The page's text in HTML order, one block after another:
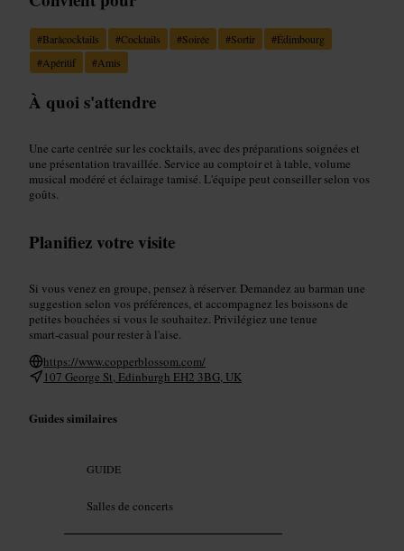
#Baràcocktails #Cocktails #Soirée #Sortir #Édimbourg
#Apéritif #Amis
À quoi s'attendre
Une carte centrée sur les cocktails, avec des préparations soignées et
une présentation travaillée. Service au comptoir et à table, volume
musical modéré et éclairage tamisé. L'équipe peut conseiller selon vos
goûts.
Planifiez votre visite
Si vous venez en groupe, pensez à réserver. Demandez au barman une
suggestion selon vos préférences, et accompagnez les boissons de
petites bouchées si vous le souhaitez. Privilégiez une tenue
smart‑casual pour rester à l'aise.
https://www.copperblossom.com/
107 George St, Edinburgh EH2 3BG, UK
Guides similaires
GUIDE
Salles de concerts